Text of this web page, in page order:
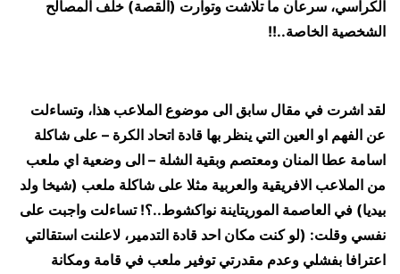
الكراسي، سرعان ما تلاشت وتوارت (القصة) خلف المصالح
الشخصية الخاصة..!!
لقد اشرت في مقال سابق الى موضوع الملاعب هذا، وتساءلت
عن الفهم او العين التي ينظر بها قادة اتحاد الكرة – على شاكلة
اسامة عطا المنان ومعتصم وبقية الشلة – الى وضعية اي ملعب
من الملاعب الافريقية والعربية مثلا على شاكلة ملعب (شيخا ولد
بيديا) في العاصمة الموريتاينة نواكشوط..؟! تساءلت واجبت على
نفسي وقلت: (لو كنت مكان احد قادة التدمير، لاعلنت استقالتي
اعترافا بفشلي وعدم مقدرتي توفير ملعب في قامة ومكانة